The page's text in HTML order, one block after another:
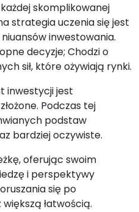
skomplikowanej
strategia uczenia się jest
inwestowania.
decyzje; Chodzi o
sił, które ożywiają rynki.
inwestycji jest
Podczas tej
podstaw
bardziej oczywiste.
oferując swoim
i perspektywy
się po
łatwością.